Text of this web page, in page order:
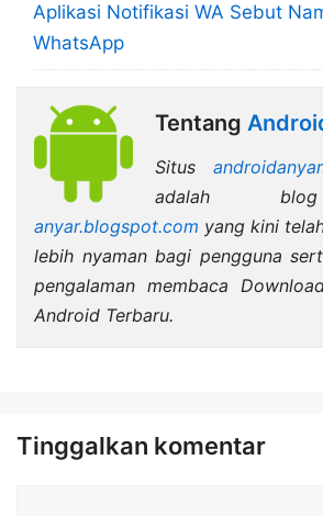
Aplikasi Notifikasi WA Sebut
WhatsApp
Tentang
Situs
adalah
anyar.blogspot.com yang kini
lebih nyaman bagi pengguna
pengalaman membaca
Android Terbaru.
Tinggalkan komentar